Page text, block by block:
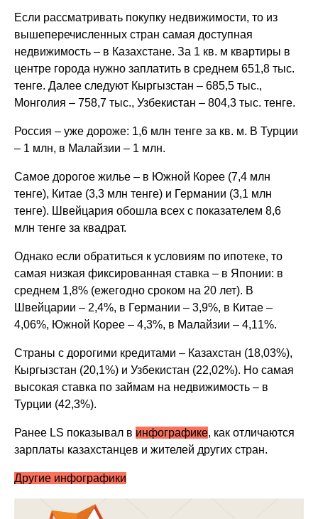
Если рассматривать покупку недвижимости, то из
вышеперечисленных стран самая доступная
недвижимость – в Казахстане. За 1 кв. м квартиры в
центре города нужно заплатить в среднем 651,8 тыс.
тенге. Далее следуют Кыргызстан – 685,5 тыс.,
Монголия – 758,7 тыс., Узбекистан – 804,3 тыс. тенге.
Россия – уже дороже: 1,6 млн тенге за кв. м. В Турции
– 1 млн, в Малайзии – 1 млн.
Самое дорогое жилье – в Южной Корее (7,4 млн
тенге), Китае (3,3 млн тенге) и Германии (3,1 млн
тенге). Швейцария обошла всех с показателем 8,6
млн тенге за квадрат.
Однако если обратиться к условиям по ипотеке, то
самая низкая фиксированная ставка – в Японии: в
среднем 1,8% (ежегодно сроком на 20 лет). В
Швейцарии – 2,4%, в Германии – 3,9%, в Китае –
4,06%, Южной Корее – 4,3%, в Малайзии – 4,11%.
Страны с дорогими кредитами – Казахстан (18,03%),
Кыргызстан (20,1%) и Узбекистан (22,02%). Но самая
высокая ставка по займам на недвижимость – в
Турции (42,3%).
Ранее LS показывал в инфографике, как отличаются
зарплаты казахстанцев и жителей других стран.
Другие инфографики